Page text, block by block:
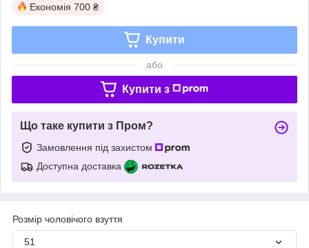
Економія 700 ₴
Купити
або
Купити з
Що таке купити з Пром?
Замовлення під захистом
Доступна доставка
Розмір чоловічого взуття
51